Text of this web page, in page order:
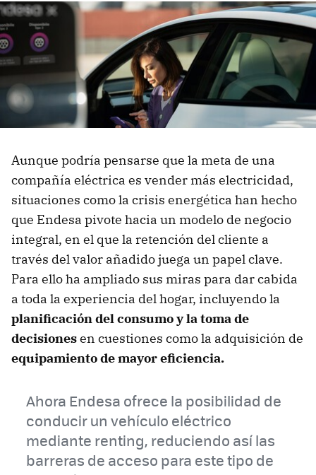
Aunque podría pensarse que la meta de una
compañía eléctrica es vender más electricidad,
situaciones como la crisis energética han hecho
que Endesa pivote hacia un modelo de negocio
integral, en el que la retención del cliente a
través del valor añadido juega un papel clave.
Para ello ha ampliado sus miras para dar cabida
a toda la experiencia del hogar, incluyendo la
planificación del consumo y la toma de
decisionesen cuestiones como la adquisición de
equipamiento de mayor eficiencia.
Ahora Endesa ofrece la posibilidad de
conducir un vehículo eléctrico
mediante renting, reduciendo así las
barreras de acceso para este tipo de